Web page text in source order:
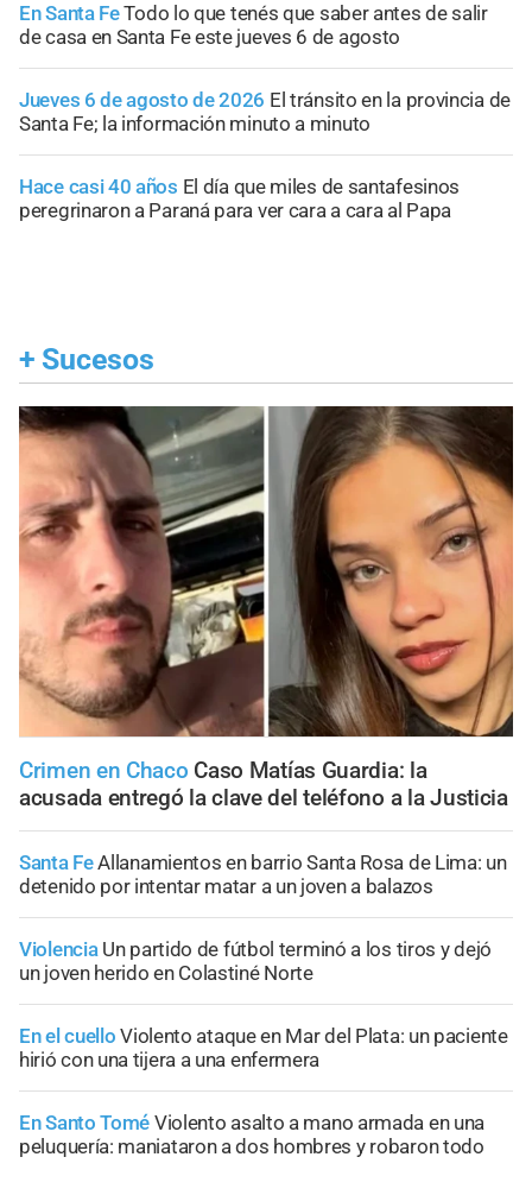
En Santa FeTodo lo que tenés que saber antes de salir
de casa en Santa Fe este jueves 6 de agosto
Jueves 6 de agosto de 2026 El tránsito en la provincia de
Santa Fe; la información minuto a minuto
Hace casi 40 años El día que miles de santafesinos
peregrinaron a Paraná para ver cara a cara al Papa
+ Sucesos
Crimen en Chaco Caso Matías Guardia: la
acusada entregó la clave del teléfono a la Justicia
Santa FeAllanamientos en barrio Santa Rosa de Lima: un
detenido por intentar matar a un joven a balazos
Violencia Un partido de fútbol terminó a los tiros y dejó
un joven herido en Colastiné Norte
En el cuello Violento ataque en Mar del Plata: un paciente
hirió con una tijera a una enfermera
En Santo Tomé Violento asalto a mano armada en una
peluquería: maniataron a dos hombres y robaron todo